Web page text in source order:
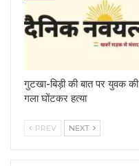
गुटखा-बिड़ी की बात पर युवक की
गला घोंटकर हत्या
PREV NEXT